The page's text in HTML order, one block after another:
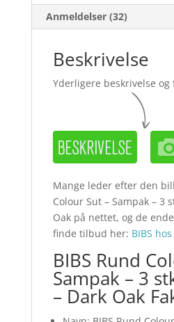
Anmeldelser (32)
Beskrivelse
Yderligere beskrivelse
Mange leder efter den
Colour Sut – Sampak – 3
Oak på nettet, og de
finde tilbud her: BIBS
BIBS Rund
Sampak – 3
– Dark Oak